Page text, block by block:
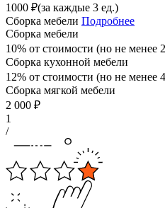
1000 ₽(за каждые 3 ед.)
Сборка мебели Подробнее
Сборка мебели
10% от стоимости (но не менее
Сборка кухонной мебели
12% от стоимости (но не менее
Сборка мягкой мебели
2 000 ₽
1
/